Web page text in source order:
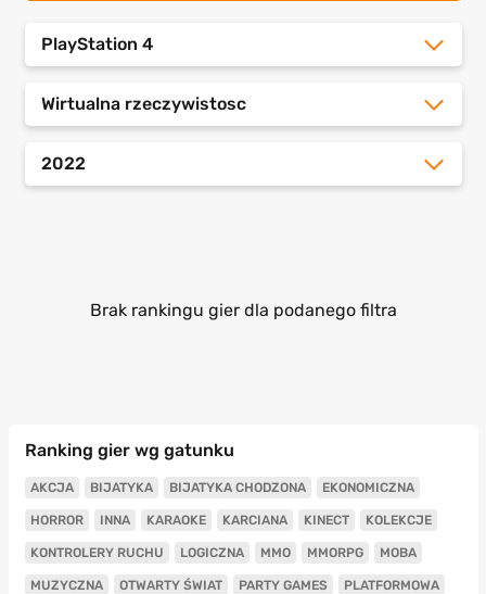
PlayStation 4
Wirtualna rzeczywistosc
2022
Brak rankingu gier dla podanego filtra
Ranking gier wg gatunku
AKCJA BIJATYKA BIJATYKA CHODZONA EKONOMICZNA
HORROR INNA KARAOKE KARCIANA KINECT KOLEKCJE
KONTROLERY RUCHU LOGICZNA MMO MMORPG MOBA
MUZYCZNA OTWARTY ŚWIAT PARTY GAMES PLATFORMOWA